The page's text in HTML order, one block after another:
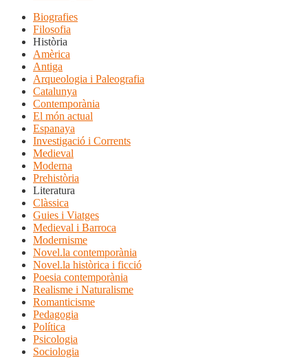
Biografies
Filosofia
Història
Amèrica
Antiga
Arqueologia i Paleografia
Catalunya
Contemporània
El món actual
Espanaya
Investigació i Corrents
Medieval
Moderna
Prehistòria
Literatura
Clàssica
Guies i Viatges
Medieval i Barroca
Modernisme
Novel.la contemporània
Novel.la històrica i ficció
Poesia contemporània
Realisme i Naturalisme
Romanticisme
Pedagogia
Política
Psicologia
Sociologia